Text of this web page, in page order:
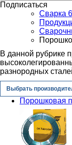
Подписаться
Сварка
В данной рубрике
разнородных
Выбрать
Порошковая